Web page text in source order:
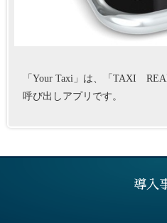
「Your Taxi」は、「TAXI
呼び出しアプリです。
導入